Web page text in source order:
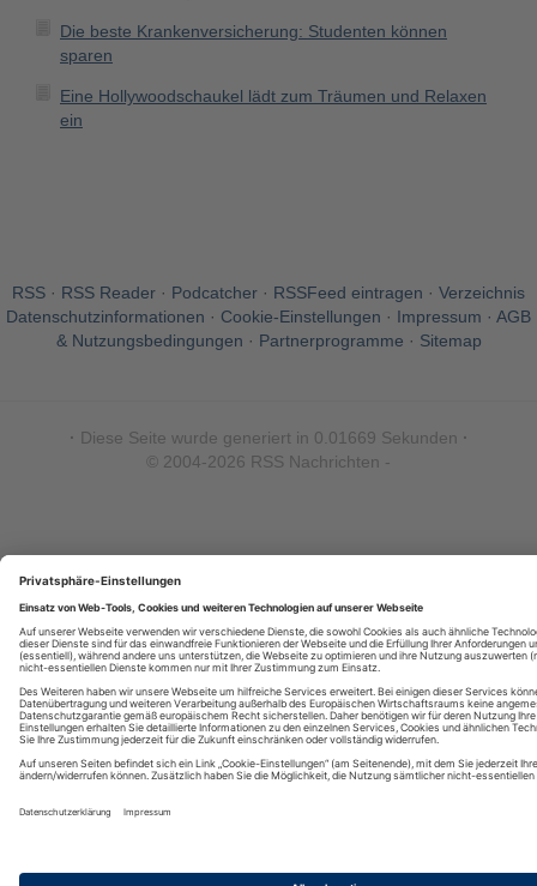
Die beste Krankenversicherung: Studenten können
sparen
Eine Hollywoodschaukel lädt zum Träumen und Relaxen
ein
RSS · RSS Reader · Podcatcher · RSSFeed eintragen · Verzeichnis
Datenschutzinformationen · Cookie-Einstellungen · Impressum · AGB
& Nutzungsbedingungen · Partnerprogramme · Sitemap
· Diese Seite wurde generiert in 0.01669 Sekunden ·
© 2004-2026 RSS Nachrichten -